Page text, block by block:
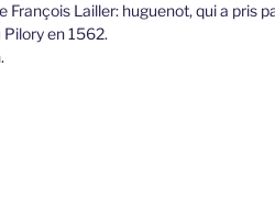
Lailler: huguenot, qui a pris
en 1562.